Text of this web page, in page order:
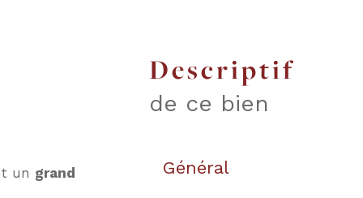
un grand
descriptif
de ce bien
Général